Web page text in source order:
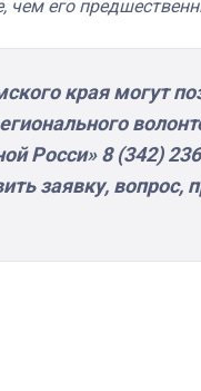
чем его
края могут
Росси» 8 (342)
заявку, вопрос,